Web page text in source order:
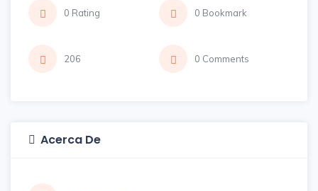
0 Rating 0 Bookmark
206 0 Comments
Acerca De